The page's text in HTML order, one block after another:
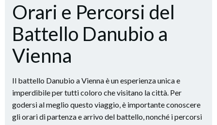
Orari e Percorsi del
Battello Danubio a
Vienna
Il battello Danubio a Vienna è un esperienza unica e
imperdibile per tutti coloro che visitano la città. Per
godersi al meglio questo viaggio, è importante conoscere
gli orari di partenza e arrivo del battello, nonché i percorsi